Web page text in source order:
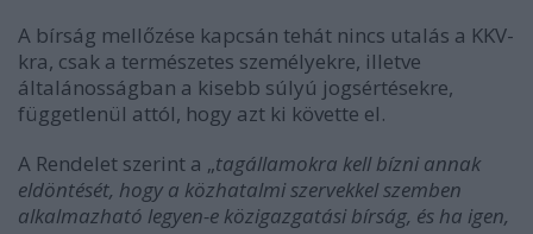
A bírság mellőzése kapcsán tehát nincs utalás a KKV-
kra, csak a természetes személyekre, illetve
általánosságban a kisebb súlyú jogsértésekre,
függetlenül attól, hogy azt ki követte el.
A Rendelet szerint a „tagállamokra kell bízni annak
eldöntését, hogy a közhatalmi szervekkel szemben
alkalmazható legyen-e közigazgatási bírság, és ha igen,